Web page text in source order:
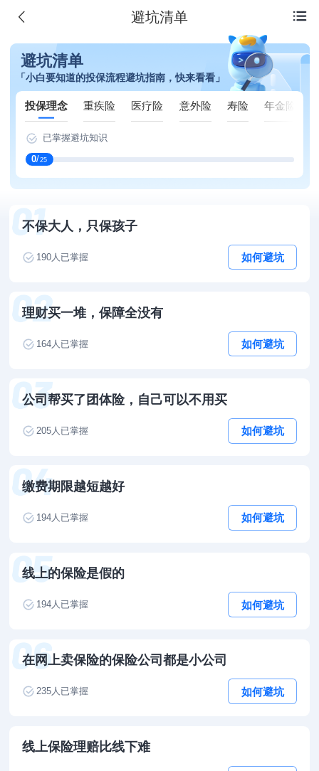
 避坑清单
避坑清单
「小白要知道的投保流程避坑指南，快来看看」
投保理念 重疾险 医疗险 意外险 寿险 年金险
已掌握避坑知识
0/25
不保大人，只保孩子
190 人已掌握 如何避坑
理财买一堆，保障全没有
164 人已掌握 如何避坑
公司帮买了团体险，自己可以不用买
205人已掌握 如何避坑
缴费期限越短越好
194人已掌握 如何避坑
线上的保险是假的
194人已掌握 如何避坑
在网上卖保险的保险公司都是小公司
235人已掌握 如何避坑
线上保险理赔比线下难